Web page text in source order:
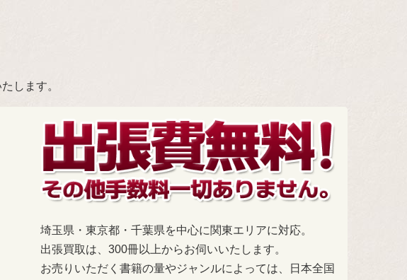
します。
埼玉県・東京都・千葉県を中心に関東エリアに対応。
出張買取は、300冊以上からお伺いいたします。
お売りいただく書籍の量やジャンルによっては、日本全国